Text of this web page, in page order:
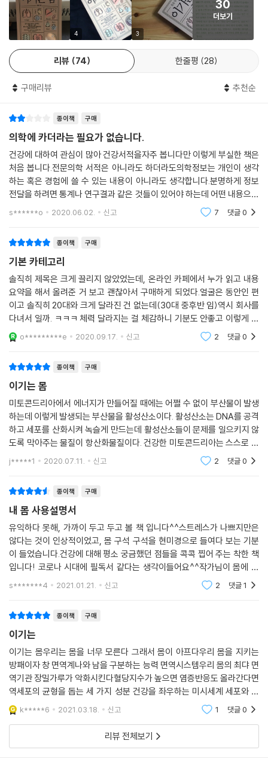
epilogue 천군만마보다 든든한, 세상에 하나뿐인 건강서_348
조금만 식사 때를 늦추면 심한 허기짐과 저혈당 증상이 생기고요. 앉았다
일어나면 갑자기 혈압이 떨어져 어지러우면서 눈앞이 깜깜해지는 기립성
저혈압 증상도 심해집니다. 모든 일에 의욕이 떨어지면서 우울해지기 쉽
고, 여성의 경우 생리전증후군이 심해지거나 예민해지고, 화를 잘 내게 됩
니다. 잠을 자도 잔 것 같지 않고 아침부터 피로하기 때문에 모닝커피를 마
해져서 커피를 한 잔 더 마셔야 오후를 견딜 수 있습니다. 그러다 저녁 6시
퇴근 무렵에 잠깐 기운이 나고 기력이 좋아짐을 느꼈다가 저녁 식사를 하
고 나서 다시 피곤해집니다.
---「몸 네트워크의 자동 시스템, 호르몬」중에서
미국에서는 뇌졸중을 빨리 발견하기 위해, 이러한 증상들을 줄인 ‘F.A.S.
T’라는 단어로 일종의 캠페인을 진행합니다. F는 face(얼굴)의 첫 글자로
“이~ 하고 웃어보세요.” 했을 때의 얼굴 근육 상태를 확인합니다. A는 ar
는지 확인합니다. S는 speech(말)의 첫 글자로 대화를 시도하면서 발음
상태를 확인합니다. 마지막 T는 ‘time to act’의 뜻으로, 이 중 한 가지라
도 의심되는 증상이 있다면 즉시 응급실로 향하라는 뜻입니다. 굳이 줄임
말로 캠페인까지 하는 이유는, 이런 증상이 있어도 그것이 뇌졸중 초기 증
상이라는 것을 인지하지 못하는 경우가 절반이나 된다는 통계가 있기 때문
입니다. 이 같은 증상은 잠깐 왔다가 사라질 수 있기 때문에 본인 스스로 판
단하기는 더 어렵습니다. 통계에 따르면 뇌졸중으로 병원을 방문하는 사람
3명 중 2명 은 본인이 아닌 다른 사람의 결정에 의한 것입니다. 그러므로
---「우리 몸의 컨트롤타워, 뇌」중에서
공복과 관련해 ‘오토파지(autophagy)’라는, 생소하지만 반드시 알아야
할 개념이 있습니다. 오토파지는 세포 내에 더 이상 필요 없어진 구성 요소
나 세포 소기관을 분해해, 다시 에너지원으로 재생산하는 프로세스입니다.
그리스어로 ‘자기’를 뜻하는 ‘auto’ 와 ‘포식’을 뜻하는 ‘phagy’를 합친 말
로 ‘스스로 먹는다’는 뜻입니다. 즉, 세포에 떠도는 단백질 쓰레기들을 다시
느 정도 우리 세포가 에너지를 만들어낼 수 있는 것이 바로 이 오토파지 덕
분입니다.
이러한 자가포식작용에 대한 연구가 시작된 것은 매우 오래된 일이지만,
오토파지의 정확한 자가포식작용을 규명해낸 사람은 일본의 오스미 요시
노리 교수입니다. 이 주제로 2016년 노벨 생리의학상을 타기까지 했으니,
충분히 검증된 이론입니다. 세포 내 청소부 역할을 하고 있는 오토파지는
우리 몸에서 항상 일어나고 있습니다. 우리 몸은 건강한 상태를 유지하기
고 일정량은 다른 곳에 재활용합니다. 특히 우리 몸의 항상 성을 유지하기
위해 평소에는 매우 낮은 수준으로 일어나고 있는데, 스트레스를 받는 상
황에서는 더욱 활성화됩니다.
---「잘 먹고 제대로 마시는 것, 섭생」중에서
영양제를 여러 가지 먹다 보면 종합영양제에 들어 있는 성분과 따로 먹고
있는 마그네슘, 비타민B 등이 겹치는 경우가 있을 겁니다. 이거 괜찮을까
요? 사실 이렇게 영양소가 겹치는 경우에 대해 많은 사람들이 궁금해합니
다. 보통 알고 계신 것이 아마 ‘일일권장섭취량(RDA)’일 텐데요. 섭취권장
량에 크게 매몰돼 있다 보니 섭취권장량을 넘어가면 문제가 있다고 여기는
그 자체만 억제시키는 것이 아니라 질병의 근본적인 원인과 메커니즘을 찾
아 인체 스스로 치유능력을 회복하도록 유도하는 학문이다. 쉽게 말해 우
리 몸 각각을 개별의 부품으로 보는 것이 아니라, 전체를 하나의 시스템으
로 보는 것이다. 이 기능의학이 우리나라에 잘 알려져 있지 않았던 2000
년대 초부터 이동환 원장은 이를 연구하고 국내 진료에 적용시켜왔다.
이 책 역시 ‘우리 몸은 하나의 시스템’이라고 말한다. 각기 다른 기능을 하
분들은, 단순히 따로따로 존재하는 ‘부품’이 아니라는 것. 그렇기 때문에 하
나씩 갈아 끼워 쓸 수 없고, 어느 한곳만 집중해서 관리한다고 몸 전체가 건
강해지는 것도 아니다.
총 세 파트로 구성된 이 책은 보이지 않는 몸속 미시세계에서 출발해, 뇌,
심장, 폐, 간 등 주요 기관, 그리고 먹고 자고 숨 쉬고 움직이는 섭생까지 다
룬다. 작은 점에서 시작해 전체의 그림을 한눈에 담아가듯, 작은 세포에 ‘줌
파트 1은 최근 건강관리 부분에 있어 최대 화두이자 필수 지식인 ‘면역
력’부터 다룬다. 면역력은 대체 어떤 원리로 우리 몸을 방어하는지, 면역력
을 강하게 또는 약하게 하는 원인은 무엇인지, 바이러스에 대해 다른 면역
반응을 보이는 사람들은 어떤 차이점이 있는지 등, 대강 알고 있지만 확실
하게 정의하기 어려운 상식들의 윤곽을 잡는다. 이 외에 보이지 않지만 몸
의 에너지와 노화, 신진대사 등의 열쇠가 되는 ‘세포와 미세염증’, 그리고
‘호르몬’에 대해 이야기한다. 평소 신경 쓰지 못했던 몸속 ‘미시세계’의 이
파트 2는 우리 몸의 주요 기관들을 하나씩 훑어본다. 폐, 간, 심장, 뇌 그리
고 소화계와 뼈, 근육…. 주요 기관들의 작동 원리와 또 각 기관에 자주 발
생하는 질환들, 그에 따른 전조증상과 몸이 보내는 신호 등을 알아차릴 수
있는 자가 진단법 등도 모두 담겨 있다.
파트 3은 잘 먹고 마시는 법, 현대판 영양실조로부터 우리 몸을 지켜주는
‘영양제’의 올바른 복용법과 많은 사람들이 궁금해 하는 영양제의 득과 실,
기한다. 여기에 ‘스트레스’가 우리 몸에 주는 영향과 우리 몸이 스트레스를
어떻게 대해야 하는지에 대한 것도 더했다.
천군만마보다 든든한,
세상에 단 하나뿐인 건강서
세상엔 많은 건강서가 있다. 모르면 아픈 법. 건강 역시 저절로 얻어지는 것
것이므로 건강서를 가까이하는 것은 더할 나위 없이 훌륭한 태도다. 물론,
‘알지만 실천을 못하는 게 문제’라면 방법이 있다. 더 쉽고 더 정확하게 아
는 것. 아는 만큼 보이고 ‘쉽게’ 아는 만큼 실천하게 된다. 쉽고 정확하게 습
득된 인지와 학습은 믿음이 되고, 그 믿음이 실천으로 이어질 수 있기 때문
이다. 바로 이 과정에 『이기는 몸』은 실천으로 가는 잘 닦인 길이 되어줄 것
이다.
이 책을 한 번 정독했다면, 이제는 곁에 두고 그때그때 필요한 부분을 찾아
읽어보길 바란다. 또 좀 더 심도 있게 알아보고 싶은 부분을 펴서, 이 책 밖
으로부터 새로 접하게 된 정보들을 메모지에 써 붙여놓아도 좋다. 현재 몸
상태에서 해당하는 부분에 인덱스를 붙여놓고 숙지해야 할 부분을 강조해
4 3
30
더보기
리뷰 74 한줄평 28
구매리뷰 추천순
종이책 구매
의학에 카더라는 필요가 없습니다.
건강에 대하여 관심이 많아 건강서적을자주 봅니다만 이렇게 부실한 책은
처음 봅니다.전문의학 서적은 아니라도 하더라도의학정보는 개인이 생각
하는 혹은 경험에 쓸 수 있는 내용이 아니라도 생각합니다.분명하게 정보
전달을 하려면 통계나 연구결과 같은 것들이 있어야 하는데 어떤 내용으로
그런 주장을 하는지 근거가 없습니다.특히나 책의 주요 내용으로 기재된
s******o 2020.06.02. 신고 7 댓글0
종이책 구매
기본 카테고리
솔직히 제목은 크게 끌리지 않았었는데, 온라인 카페에서 누가 읽고 내용
요약을 해서 올려준 거 보고 괜찮아서 구매하게 되었다.얼굴은 동안인 편
이고 솔직히 20대와 크게 달라진 건 없는데(30대 중후반 임)역시 회사를
다녀서 일까. ㅋㅋㅋ 체력 달라지는 걸 체감하니 기분도 안좋고 이렇게 살
다가는 '계속 이렇게 살게 되겠다.' 싶었다. 그래서 나름 건강관리를 하는
편인데, 확실히
o*********e 2020.09.17. 신고 2 댓글0
종이책 구매
이기는 몸
미토콘드리아에서 에너지가 만들어질 때에는 어쩔 수 없이 부산물이 발생
하는데 이렇게 발생되는 부산물을 활성산소이다. 활성산소는 DNA를 공격
하고 세포를 산화시켜 녹슬게 만드는데 활성산소들이 문제를 일으키지 않
도록 막아주는 물질이 항산화물질이다. 건강한 미토콘드리아는 스스로 발
생한 활성산소들을 청소해낼 능력이 있다. 그만큼의 항산화물질을 가지고
있다는 것이다. 활성
j*****1 2020.07.11. 신고 2 댓글0
종이책 구매
내 몸 사용설명서
유익하다 못해, 가까이 두고 두고 볼 책 입니다^^스트레스가 나쁘지만은
않다는 것이 인상적이었고, 몸 구석 구석을 현미경으로 들여다 보는 기분
이 들었습니다.건강에 대해 평소 궁금했던 점들을 콕콕 찝어 주는 착한 책
입니다! 코로나 시대에 필독서 같다는 생각이들어요^^작가님이 몸에 대
한 이해와 노력 그리고 몸이 보내는 신호를 무시하지 말라는 말씀을 마음
s*******4 2021.01.21. 신고 2 댓글1
종이책 구매
이기는
이기는 몸우리는 몸을 너무 모른다 그래서 몸이 아프다우리 몸을 지키는
방패이자 창 면역계나와 남을 구분하는 능력 면역시스템우리 몸의 최댜 면
역기관 장밀가루가 악화시킨다혈당지수가 높으면 염증반응도 올라간다면
역세포의 균형을 돕는 세 가지 성분 건강을 좌우하는 미시세계 세포와 미
세염증나이가 들면 왜 자꾸 피곤해질까세호 속의 보일러 미토콘드리아활
성산소의 공격 노화가
k*****6 2021.03.18. 신고 1 댓글0
리뷰 전체보기